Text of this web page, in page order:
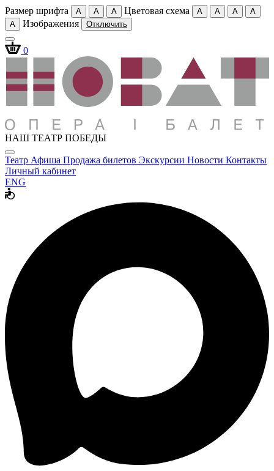
Размер шрифта A A A Цветовая схема A A A
A
A
Изображения Отключить
0
НАШ ТЕАТР ПОБЕДЫ
Театр Афиша Продажа билетов Экскурсии Новости Контакты
Личный кабинет
ENG